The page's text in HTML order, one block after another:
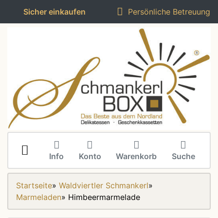
Sicher einkaufen Persönliche Betreuung
Info Konto Warenkorb Suche
Startseite» Waldviertler Schmankerl»
Marmeladen» Himbeermarmelade